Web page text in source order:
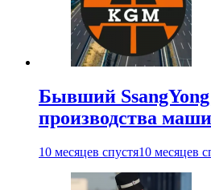
Бывший
производства
10 месяцев спустя10 месяцев